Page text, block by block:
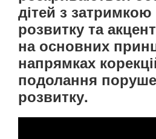
дітей з затримкою
розвитку та
на основних
напрямках
подолання
розвитку.